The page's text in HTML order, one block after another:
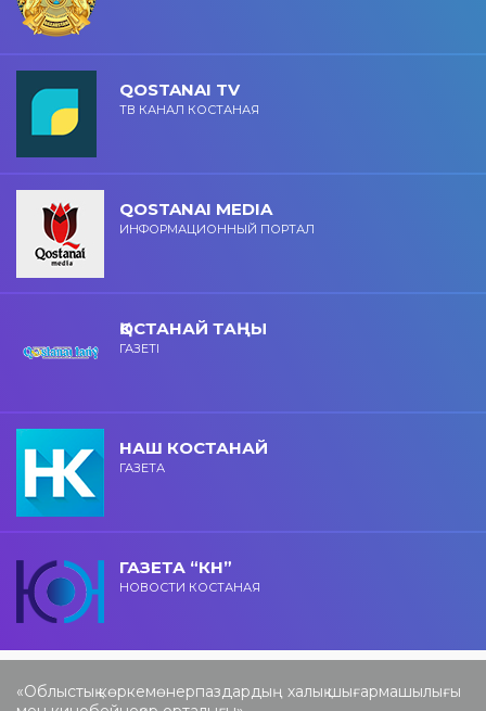
QOSTANAI TV
ТВ КАНАЛ КОСТАНАЯ
QOSTANAI MEDIA
ИНФОРМАЦИОННЫЙ ПОРТАЛ
ҚОСТАНАЙ ТАҢЫ
ГАЗЕТІ
НАШ КОСТАНАЙ
ГАЗЕТА
ГАЗЕТА “КН”
НОВОСТИ КОСТАНАЯ
«Облыстық көркемөнерпаздардың халық шығармашылығы